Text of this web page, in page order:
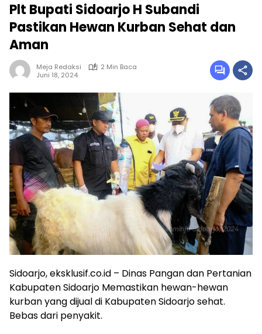
Plt Bupati Sidoarjo H Subandi
Pastikan Hewan Kurban Sehat dan
Aman
Meja Redaksi
2 Min Baca
Juni 18, 2024
Sidoarjo, eksklusif.co.id – Dinas Pangan dan Pertanian
Kabupaten Sidoarjo Memastikan hewan-hewan
kurban yang dijual di Kabupaten Sidoarjo sehat.
Bebas dari penyakit.